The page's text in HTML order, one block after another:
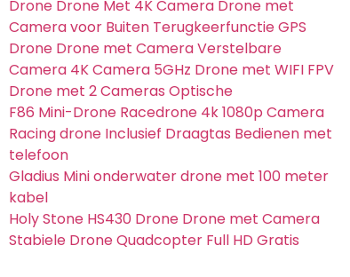
Drone Drone Met 4K Camera Drone met
Camera voor Buiten Terugkeerfunctie GPS
Drone Drone met Camera Verstelbare
Camera 4K Camera 5GHz Drone met WIFI FPV
Drone met 2 Cameras Optische
F86 Mini-Drone Racedrone 4k 1080p Camera
Racing drone Inclusief Draagtas Bedienen met
telefoon
Gladius Mini onderwater drone met 100 meter
kabel
Holy Stone HS430 Drone Drone met Camera
Stabiele Drone Quadcopter Full HD Gratis